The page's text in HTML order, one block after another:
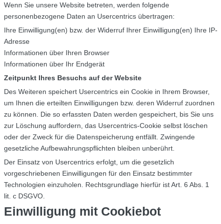
Wenn Sie unsere Website betreten, werden folgende
personenbezogene Daten an Usercentrics übertragen:
Ihre Einwilligung(en) bzw. der Widerruf Ihrer Einwilligung(en) Ihre IP-
Adresse
Informationen über Ihren Browser
Informationen über Ihr Endgerät
Zeitpunkt Ihres Besuchs auf der Website
Des Weiteren speichert Usercentrics ein Cookie in Ihrem Browser,
um Ihnen die erteilten Einwilligungen bzw. deren Widerruf zuordnen
zu können. Die so erfassten Daten werden gespeichert, bis Sie uns
zur Löschung auffordern, das Usercentrics-Cookie selbst löschen
oder der Zweck für die Datenspeicherung entfällt. Zwingende
gesetzliche Aufbewahrungspflichten bleiben unberührt.
Der Einsatz von Usercentrics erfolgt, um die gesetzlich
vorgeschriebenen Einwilligungen für den Einsatz bestimmter
Technologien einzuholen. Rechtsgrundlage hierfür ist Art. 6 Abs. 1
lit. c DSGVO.
Einwilligung mit Cookiebot